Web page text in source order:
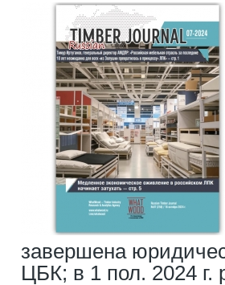
завершена
ЦБК; в 1 пол. 2024